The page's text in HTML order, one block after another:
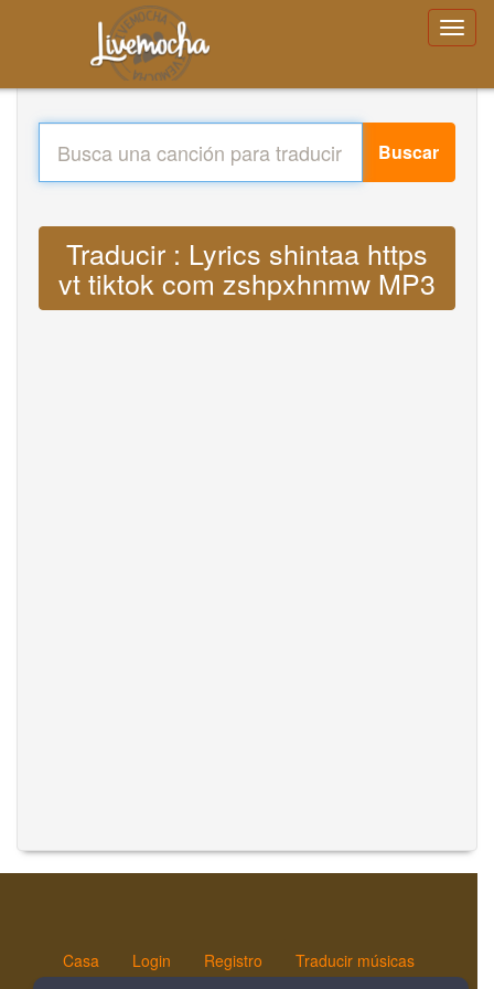
Buscar
Traducir : Lyrics shintaa https
vt tiktok com zshpxhnmw MP3
Casa Login Registro Traducir músicas